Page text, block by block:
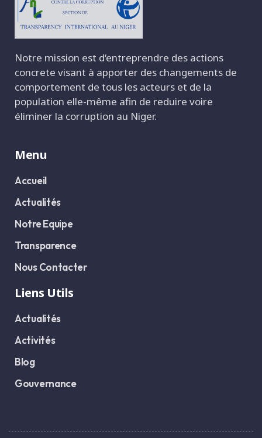
Notre mission est d‘entreprendre des actions
concrete visant à apporter des changements de
comportement de tous les acteurs et de la
population elle-même afin de reduire voire
éliminer la corruption au Niger.
Menu
Accueil
Actualités
Notre Equipe
Transparence
Nous Contacter
Liens Utils
Actualités
Activités
Blog
Gouvernance